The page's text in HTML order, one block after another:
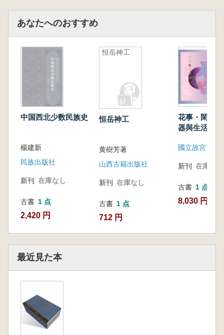
あなたへのおすすめ
中国西北少数民族史
楊建新
民族出版社
新刊 在庫なし
古書 1 点
2,420 円
恒岳神工
恒岳神工
黄樹芳著
山西古籍出版社
新刊 在庫なし
古書 1 点
712 円
花事・閑情
器與生活特展
國立故宮博物
新刊 在庫なし
古書 1 点
8,030 円
最近見た本